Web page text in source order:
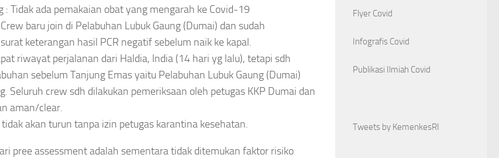
: Tidak ada pemakaian obat yang mengarah ke Covid-19
baru join di Pelabuhan Lubuk Gaung (Dumai) dan sudah
keterangan hasil PCR negatif sebelum naik ke kapal.
riwayat perjalanan dari Haldia, India (14 hari yg lalu), tetapi sdh
sebelum Tanjung Emas yaitu Pelabuhan Lubuk Gaung (Dumai)
Seluruh crew sdh dilakukan pemeriksaan oleh petugas KKP Dumai dan
aman/clear.
tidak akan turun tanpa izin petugas karantina kesehatan.
pree assessment adalah sementara tidak ditemukan faktor risiko
Flyer Covid
Infografis Covid
Publikasi Ilmiah Covid
Tweets by KemenkesRI